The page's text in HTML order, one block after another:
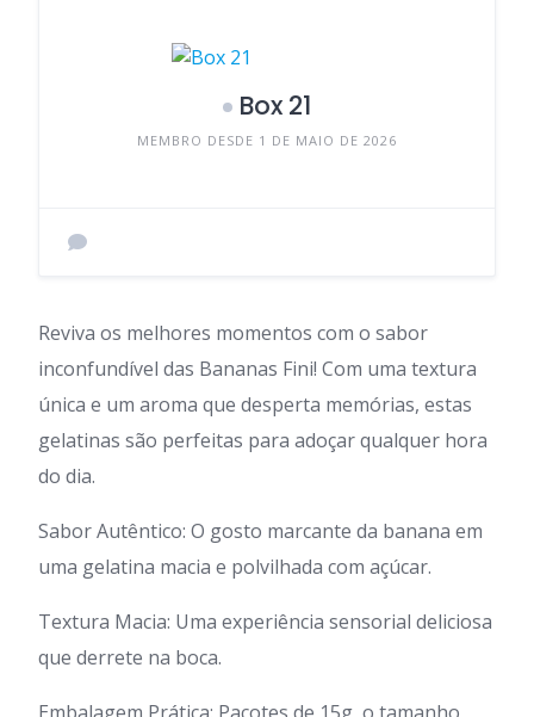
Box 21
MEMBRO DESDE 1 DE MAIO DE 2026
Reviva os melhores momentos com o sabor
inconfundível das Bananas Fini! Com uma textura
única e um aroma que desperta memórias, estas
gelatinas são perfeitas para adoçar qualquer hora
do dia.
Sabor Autêntico: O gosto marcante da banana em
uma gelatina macia e polvilhada com açúcar.
Textura Macia: Uma experiência sensorial deliciosa
que derrete na boca.